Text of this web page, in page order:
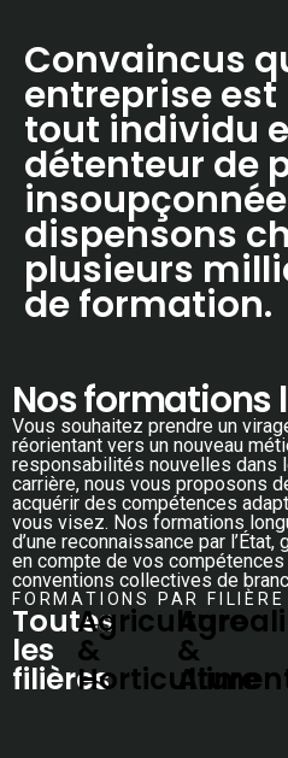
Convaincus
entreprise
tout individu
détenteur de
dispensons
plusieurs
de formation.
Nos formations
Vous souhaitez prendre un
réorientant vers un nouveau
responsabilités nouvelles dans
carrière, nous vous proposons
acquérir des compétences
vous visez. Nos formations
d’une reconnaissance par
en compte de vos
conventions collectives de
FORMATIONS PAR FILIÈRE
Toutes
les
filières
Agriculture
&
Horticulture
&